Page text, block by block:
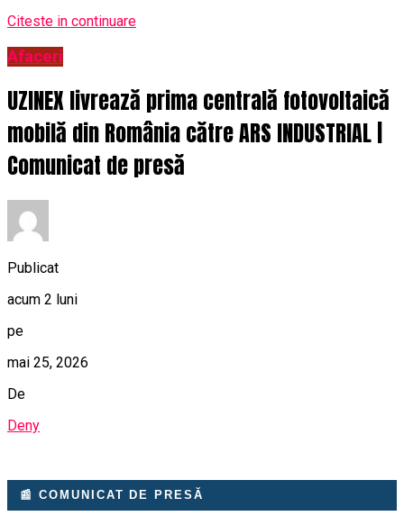
Citeste in continuare
Afaceri
UZINEX livrează prima centrală fotovoltaică
mobilă din România către ARS INDUSTRIAL |
Comunicat de presă
Publicat
acum 2 luni
pe
mai 25, 2026
De
Deny
📰 COMUNICAT DE PRESĂ